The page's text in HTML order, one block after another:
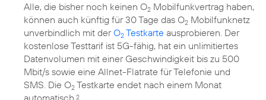
Alle, die bisher noch keinen O2 Mobilfunkvertrag haben,
können auch künftig für 30 Tage das O2 Mobilfunknetz
unverbindlich mit derO2 Testkarte ausprobieren. Der
kostenlose Testtarif ist 5G-fähig, hat ein unlimitiertes
Datenvolumen mit einer Geschwindigkeit bis zu 500
Mbit/s sowie eine Allnet-Flatrate für Telefonie und
SMS. Die O2 Testkarte endet nach einem Monat
2